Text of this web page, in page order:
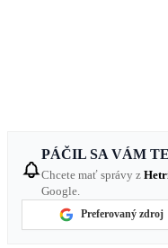
PÁČIL SA VÁM
Chcete mať správy z
Google.
Preferovaný zdroj